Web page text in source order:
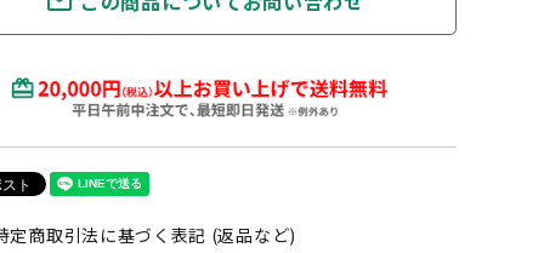
定商取引法に基づく表記 (返品など)